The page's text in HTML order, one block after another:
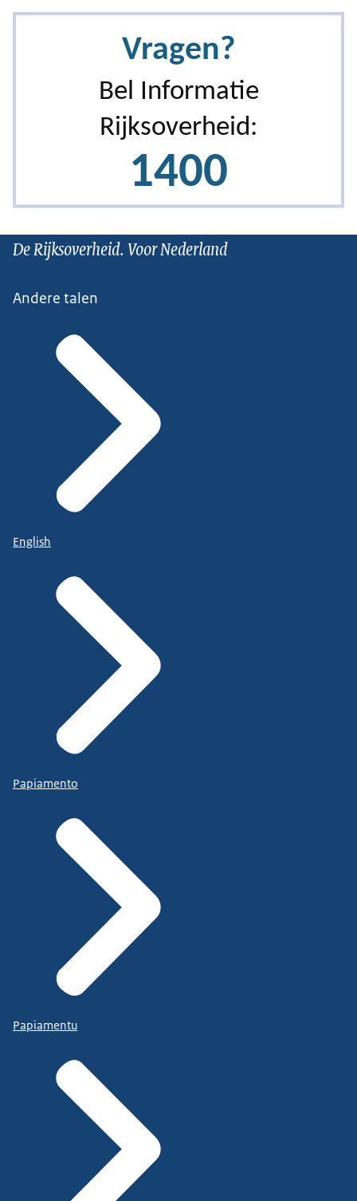
De Rijksoverheid. Voor Nederland
Andere talen
English
Papiamento
Papiamentu